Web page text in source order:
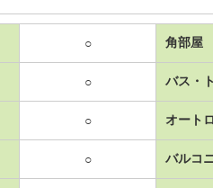
○ 角部屋
○ バス・
○ オート
○ バルコ